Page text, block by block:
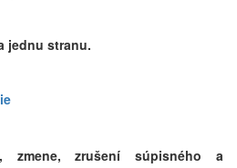
jednu stranu.
zmene, zrušení súpisného a